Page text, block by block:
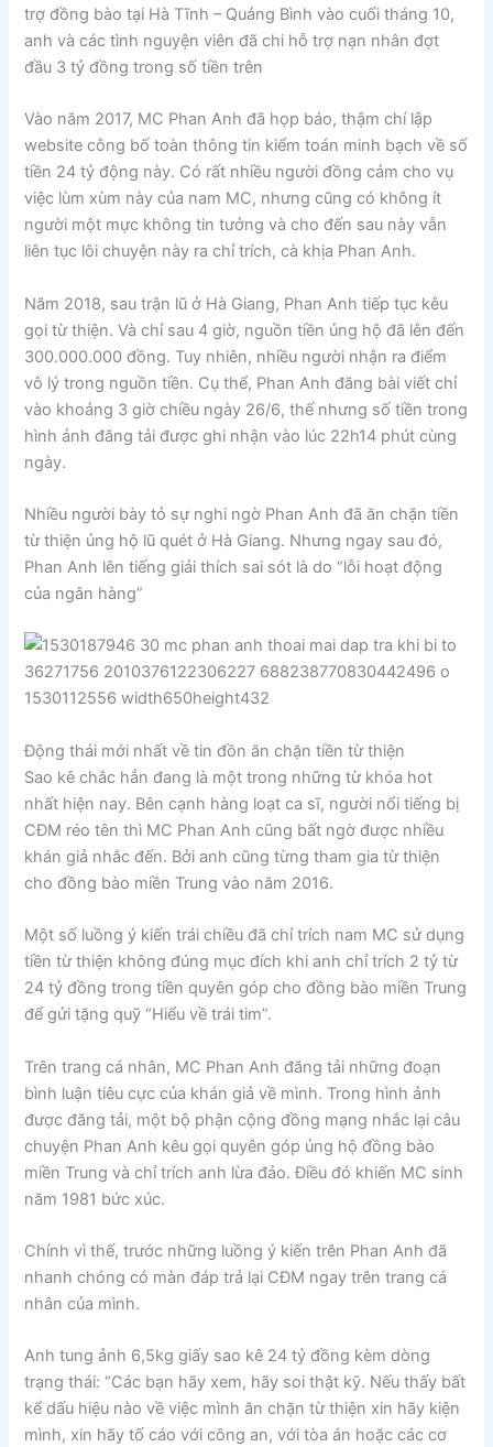
trợ đồng bào tại Hà Tĩnh – Quảng Bình vào cuối tháng 10,
anh và các tình nguyện viên đã chi hỗ trợ nạn nhân đợt
đầu 3 tỷ đồng trong số tiền trên
Vào năm 2017, MC Phan Anh đã họp báo, thậm chí lập
website công bố toàn thông tin kiểm toán minh bạch về số
tiền 24 tỷ động này. Có rất nhiều người đồng cảm cho vụ
việc lùm xùm này của nam MC, nhưng cũng có không ít
người một mực không tin tưởng và cho đến sau này vẫn
liên tục lôi chuyện này ra chỉ trích, cà khịa Phan Anh.
Năm 2018, sau trận lũ ở Hà Giang, Phan Anh tiếp tục kêu
gọi từ thiện. Và chỉ sau 4 giờ, nguồn tiền ủng hộ đã lên đến
300.000.000 đồng. Tuy nhiên, nhiều người nhận ra điểm
vô lý trong nguồn tiền. Cụ thể, Phan Anh đăng bài viết chỉ
vào khoảng 3 giờ chiều ngày 26/6, thế nhưng số tiền trong
hình ảnh đăng tải được ghi nhận vào lúc 22h14 phút cùng
ngày.
Nhiều người bày tỏ sự nghi ngờ Phan Anh đã ăn chặn tiền
từ thiện ủng hộ lũ quét ở Hà Giang. Nhưng ngay sau đó,
Phan Anh lên tiếng giải thích sai sót là do “lỗi hoạt động
của ngân hàng”
Động thái mới nhất về tin đồn ăn chặn tiền từ thiện
Sao kê chắc hẳn đang là một trong những từ khóa hot
nhất hiện nay. Bên cạnh hàng loạt ca sĩ, người nổi tiếng bị
CĐM réo tên thì MC Phan Anh cũng bất ngờ được nhiều
khán giả nhắc đến. Bởi anh cũng từng tham gia từ thiện
cho đồng bào miền Trung vào năm 2016.
Một số luồng ý kiến trái chiều đã chỉ trích nam MC sử dụng
tiền từ thiện không đúng mục đích khi anh chỉ trích 2 tỷ từ
24 tỷ đồng trong tiền quyên góp cho đồng bào miền Trung
để gửi tặng quỹ “Hiểu về trái tim”.
Trên trang cá nhân, MC Phan Anh đăng tải những đoạn
bình luận tiêu cực của khán giả về mình. Trong hình ảnh
được đăng tải, một bộ phận cộng đồng mạng nhắc lại câu
chuyện Phan Anh kêu gọi quyên góp ủng hộ đồng bào
miền Trung và chỉ trích anh lừa đảo. Điều đó khiến MC sinh
năm 1981 bức xúc.
Chính vì thế, trước những luồng ý kiến trên Phan Anh đã
nhanh chóng có màn đáp trả lại CĐM ngay trên trang cá
nhân của mình.
Anh tung ảnh 6,5kg giấy sao kê 24 tỷ đồng kèm dòng
trạng thái: “Các bạn hãy xem, hãy soi thật kỹ. Nếu thấy bất
kể dấu hiệu nào về việc mình ăn chặn từ thiện xin hãy kiện
mình, xin hãy tố cáo với công an, với tòa án hoặc các cơ